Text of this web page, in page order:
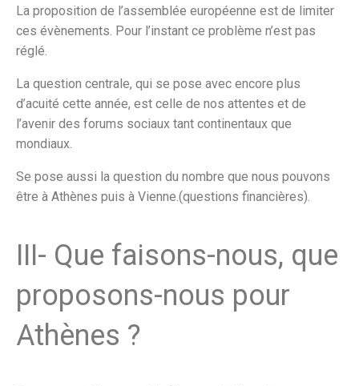
La proposition de l’assemblée européenne est de limiter
ces évènements. Pour l’instant ce problème n’est pas
réglé.
La question centrale, qui se pose avec encore plus
d’acuité cette année, est celle de nos attentes et de
l’avenir des forums sociaux tant continentaux que
mondiaux.
Se pose aussi la question du nombre que nous pouvons
être à Athènes puis à Vienne.(questions financières).
III- Que faisons-nous, que
proposons-nous pour
Athènes ?